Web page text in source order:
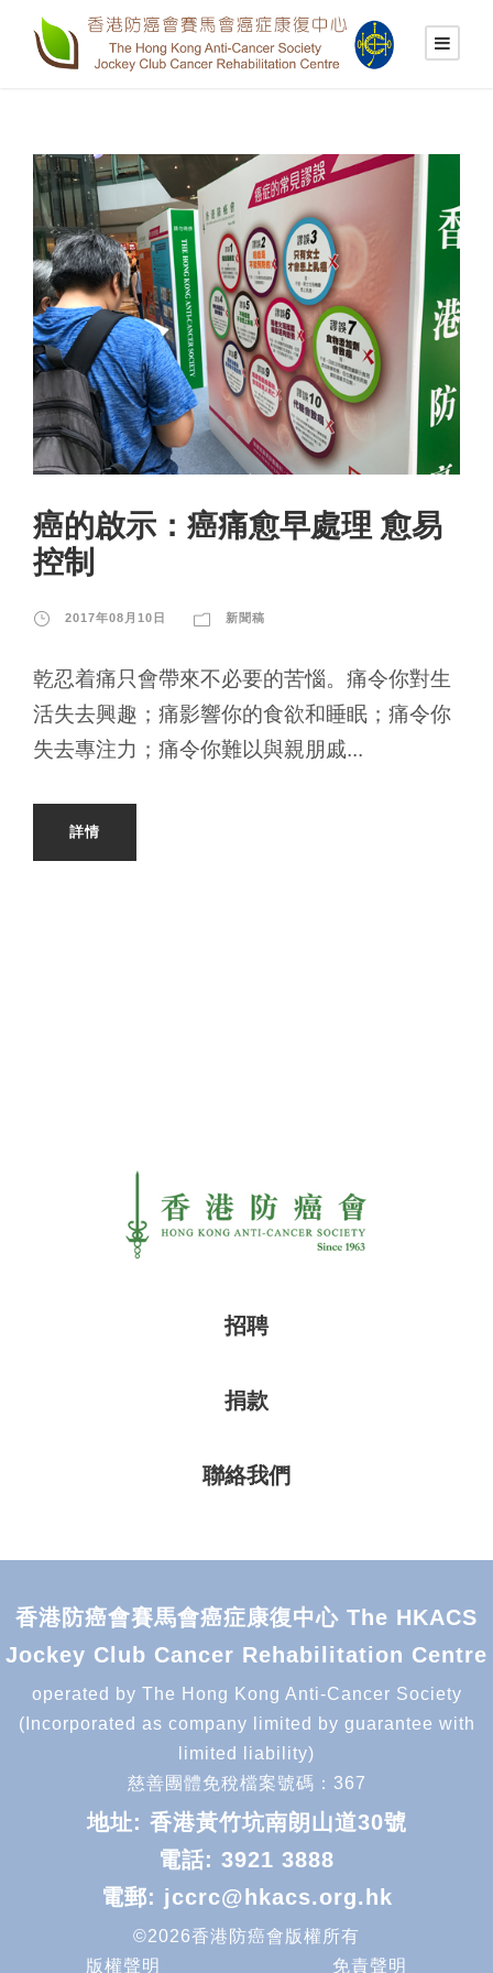
癌的啟示：癌痛愈早處理 愈易
控制
2017年08月10日 新聞稿
乾忍着痛只會帶來不必要的苦惱。痛令你對生
活失去興趣；痛影響你的食欲和睡眠；痛令你
失去專注力；痛令你難以與親朋戚...
詳情
招聘
捐款
聯絡我們
香港防癌會賽馬會癌症康復中心 The HKACS
Jockey Club Cancer Rehabilitation Centre
operated by The Hong Kong Anti-Cancer Society
(Incorporated as company limited by guarantee with
limited liability)
慈善團體免稅檔案號碼：367
地址: 香港黃竹坑南朗山道30號
電話: 3921 3888
電郵: jccrc@hkacs.org.hk
©2026香港防癌會版權所有
版權聲明
免責聲明